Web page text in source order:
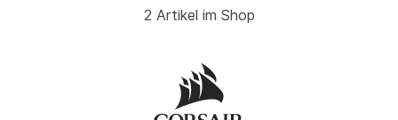
2 Artikel im Shop